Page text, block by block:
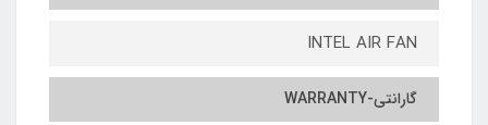
INTEL AIR FAN
گارانتی-WARRANTY